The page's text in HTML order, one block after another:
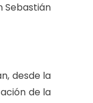
Sebastián
desde la
de la